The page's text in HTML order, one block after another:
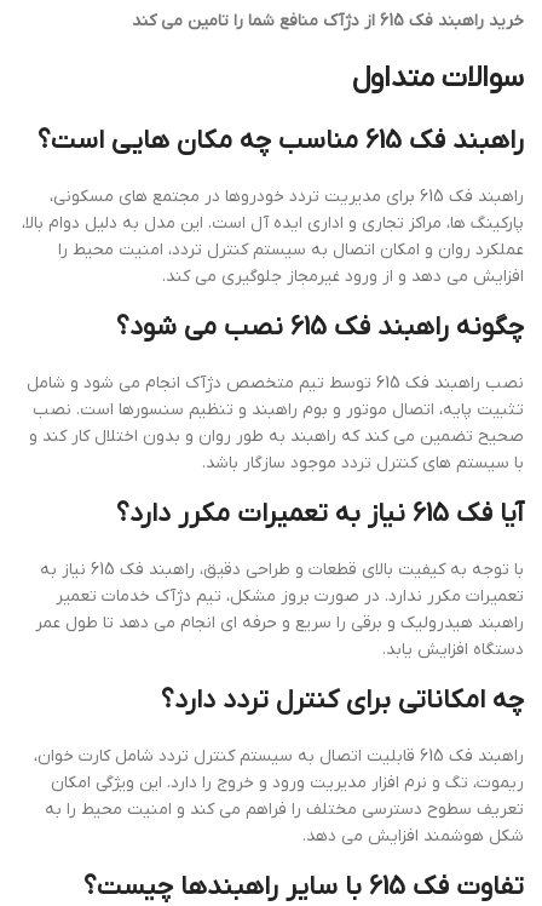
خرید راهبند فک 615 از دژآک منافع شما را تامین می کند
سوالات متداول
راهبند فک 615 مناسب چه مکان هایی است؟
راهبند فک 615 برای مدیریت تردد خودروها در مجتمع های مسکونی،
پارکینگ ها، مراکز تجاری و اداری ایده آل است. این مدل به دلیل دوام بالا،
عملکرد روان و امکان اتصال به سیستم کنترل تردد، امنیت محیط را
افزایش می دهد و از ورود غیرمجاز جلوگیری می کند.
چگونه راهبند فک 615 نصب می شود؟
نصب راهبند فک 615 توسط تیم متخصص دژآک انجام می شود و شامل
تثبیت پایه، اتصال موتور و بوم راهبند و تنظیم سنسورها است. نصب
صحیح تضمین می کند که راهبند به طور روان و بدون اختلال کار کند و
با سیستم های کنترل تردد موجود سازگار باشد.
آیا فک 615 نیاز به تعمیرات مکرر دارد؟
با توجه به کیفیت بالای قطعات و طراحی دقیق، راهبند فک 615 نیاز به
تعمیرات مکرر ندارد. در صورت بروز مشکل، تیم دژآک خدمات تعمیر
راهبند هیدرولیک و برقی را سریع و حرفه ای انجام می دهد تا طول عمر
دستگاه افزایش یابد.
چه امکاناتی برای کنترل تردد دارد؟
راهبند فک 615 قابلیت اتصال به سیستم کنترل تردد شامل کارت خوان،
ریموت، تگ و نرم افزار مدیریت ورود و خروج را دارد. این ویژگی امکان
تعریف سطوح دسترسی مختلف را فراهم می کند و امنیت محیط را به
شکل هوشمند افزایش می دهد.
تفاوت فک 615 با سایر راهبندها چیست؟